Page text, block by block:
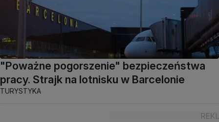
"Poważne pogorszenie" bezpieczeństwa
pracy. Strajk na lotnisku w Barcelonie
TURYSTYKA